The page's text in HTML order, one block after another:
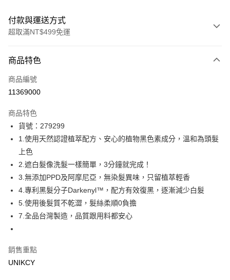
付款與運送方式
超取滿NT$499免運
icash Pay
信用卡一次付款
LINE Pay
Apple Pay
街口支付
悠遊付
Google Pay
每筆NT$70，滿NT$499(含以上)免運費
商品特色
商品編號
11369000
商品特色
貨號：279299
1.使用天然認證植萃配方、安心的植物黑色素成分，溫和為頭髮
上色
2.遮白髮像洗髮一樣簡單，3分鐘就完成！
3.無添加PPD及阿摩尼亞，無染髮異味，只留植萃輕香
4.專利黑髮分子Darkenyl™，配方有效復黑，逐漸減少白髮
5.使用後髮質不乾澀，髮絲柔順0負擔
7.全品台灣製造，品質跟用料都安心
銷售重點
UNIKCY